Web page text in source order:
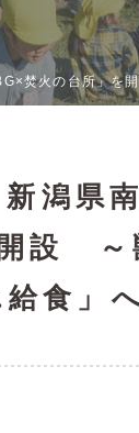
焚火の台所」
潟県
設 ～
食」